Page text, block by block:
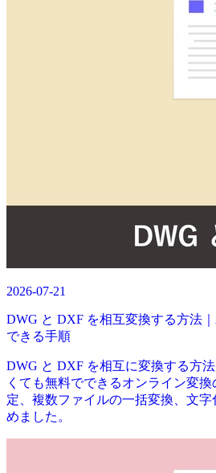
2026-07-21
DWG と DXF を相互変換する方法
できる手順
DWG と DXF を相互に変換する方
くても無料でできるオンライン変
定、複数ファイルの一括変換、文
めました。